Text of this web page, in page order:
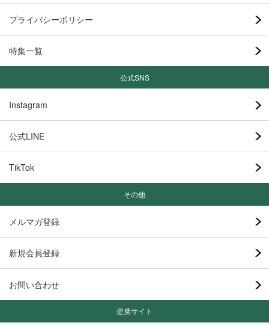
プライバシーポリシー
特集一覧
公式SNS
Instagram
公式LINE
TikTok
その他
メルマガ登録
新規会員登録
お問い合わせ
提携サイト